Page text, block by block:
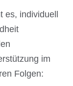
individuell
im
Folgen: